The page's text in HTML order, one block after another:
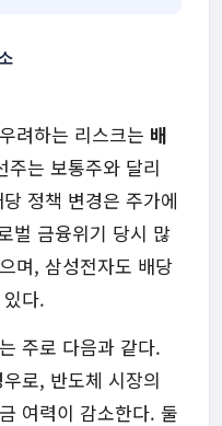
려하는 리스크는 배
주는 보통주와 달리
정책 변경은 주가에
벌 금융위기 당시 많
며, 삼성전자도 배당
다.
주로 다음과 같다.
로, 반도체 시장의
여력이 감소한다. 둘